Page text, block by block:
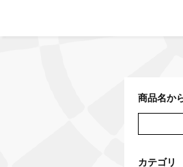
商品名か
カテゴリ